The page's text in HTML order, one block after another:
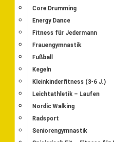
Core Drumming
Energy Dance
Fitness für Jedermann
Frauengymnastik
Fußball
Kegeln
Kleinkinderfitness (3-6 J.)
Leichtathletik – Laufen
Nordic Walking
Radsport
Seniorengymnastik